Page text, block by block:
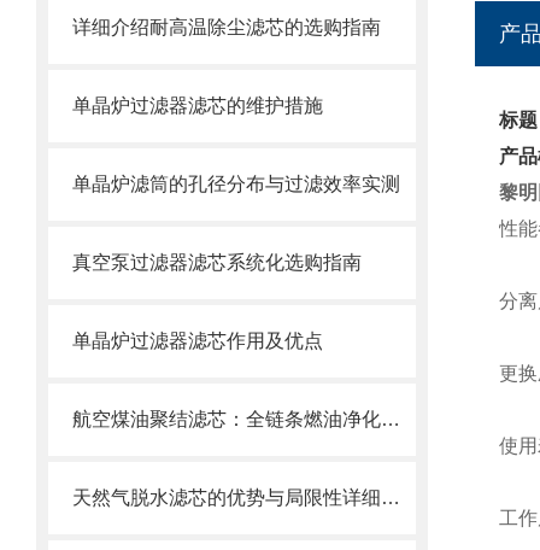
详细介绍耐高温除尘滤芯的选购指南
单晶炉过滤器滤芯的维护措施
单晶炉滤筒的孔径分布与过滤效率实测
真空泵过滤器滤芯系统化选购指南
单晶炉过滤器滤芯作用及优点
航空煤油聚结滤芯：全链条燃油净化的关键配套
天然气脱水滤芯的优势与局限性详细分析
产
标
产
黎
性
分
更
使
工